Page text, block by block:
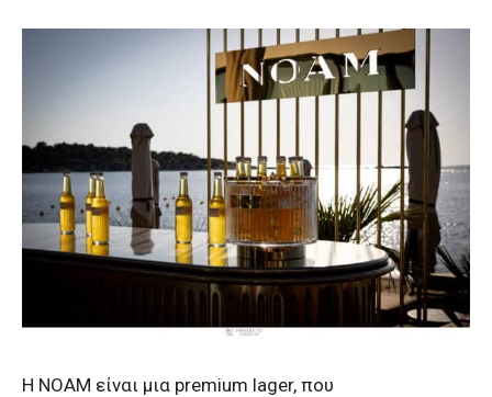
Η NOAM είναι μια premium lager, που